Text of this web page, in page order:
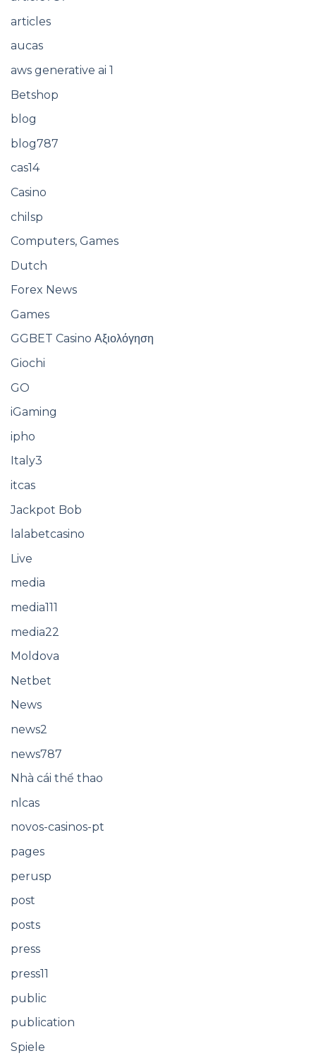
articles
aucas
aws generative ai 1
Betshop
blog
blog787
cas14
Casino
chilsp
Computers, Games
Dutch
Forex News
Games
GGBET Casino Αξιολόγηση
Giochi
GO
iGaming
ipho
Italy3
itcas
Jackpot Bob
lalabetcasino
Live
media
media111
media22
Moldova
Netbet
News
news2
news787
Nhà cái thể thao
nlcas
novos-casinos-pt
pages
perusp
post
posts
press
press11
public
publication
Spiele